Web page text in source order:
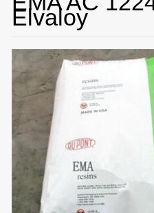
Elvaloy